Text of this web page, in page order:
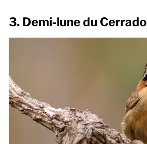
3. Demi-lune du Cerrado